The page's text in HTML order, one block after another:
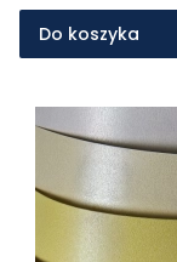
Do koszyka